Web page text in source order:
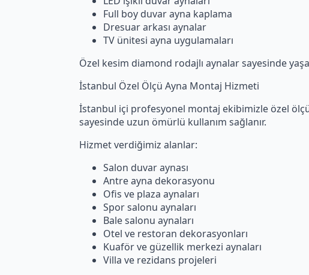
Full boy duvar ayna kaplama
Dresuar arkası aynalar
TV ünitesi ayna uygulamaları
Özel kesim diamond rodajlı aynalar sayesinde
İstanbul Özel Ölçü Ayna Montaj Hizmeti
İstanbul içi profesyonel montaj ekibimizle özel
sayesinde uzun ömürlü kullanım sağlanır.
Hizmet verdiğimiz alanlar:
Salon duvar aynası
Antre ayna dekorasyonu
Ofis ve plaza aynaları
Spor salonu aynaları
Bale salonu aynaları
Otel ve restoran dekorasyonları
Kuaför ve güzellik merkezi aynaları
Villa ve rezidans projeleri